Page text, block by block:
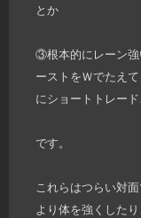
とか
③根本的にレーン強
ーストをＷでたえ
にショートトレー
です。
これらはつらい対
より体を強くした